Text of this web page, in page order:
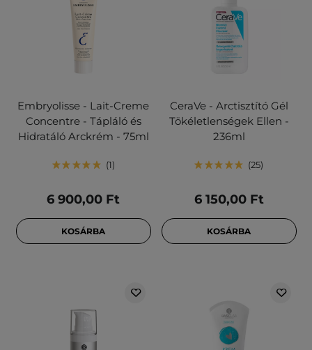
Embryolisse - Lait-Creme
Concentre - Tápláló és
Hidratáló Arckrém - 75ml
1
6 900,00 Ft
KOSÁRBA
CeraVe - Arctisztító Gél
Tökéletlenségek Ellen -
236ml
25
6 150,00 Ft
KOSÁRBA